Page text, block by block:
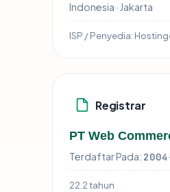
Indonesia · Jakarta
ISP / Penyedia:
Registrar
PT Web
Terdaftar Pada:
22.2 tahun